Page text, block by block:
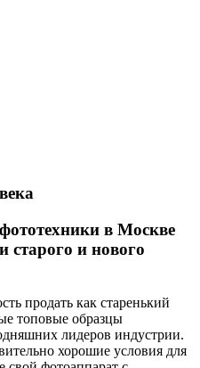
в Москве
старого и нового
продать как старенький
топовые образцы
лидеров индустрии.
хорошие условия для